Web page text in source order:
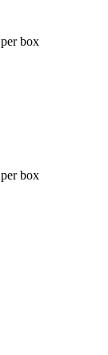
per box
per box